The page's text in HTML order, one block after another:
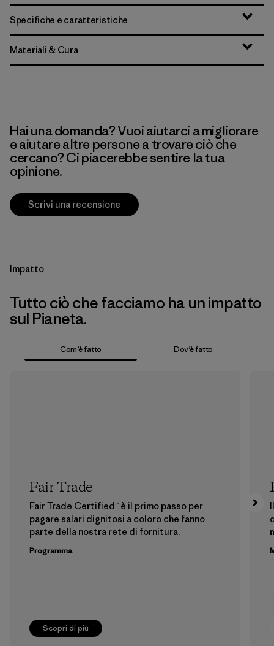
Specifiche e caratteristiche
Materiali & Cura
Hai una domanda? Vuoi aiutarci a migliorare
e aiutare altre persone a trovare ciò che
cercano? Ci piacerebbe sentire la tua
opinione.
Scrivi una recensione
Impatto
Tutto ciò che facciamo ha un impatto
sul Pianeta.
Com’è fatto Dov’è fatto
Scopri di più
Fair Trade
Fair Trade Certified™ è il primo passo per
pagare salari dignitosi a coloro che fanno
parte della nostra rete di fornitura.
Programma